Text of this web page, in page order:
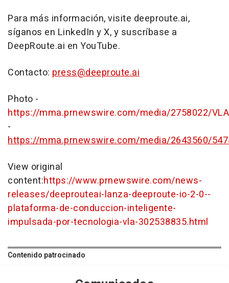
Para más información, visite deeproute.ai,
síganos en LinkedIn y X, y suscríbase a
DeepRoute.ai en YouTube.
Contacto: press@deeproute.ai
Photo -
https://mma.prnewswire.com/media/2758022/
-
https://mma.prnewswire.com/media/2643560/
View original
content:https://www.prnewswire.com/news-
releases/deeprouteai-lanza-deeproute-io-2-0--
plataforma-de-conduccion-inteligente-
impulsada-por-tecnologia-vla-302538835.html
Contenido patrocinado